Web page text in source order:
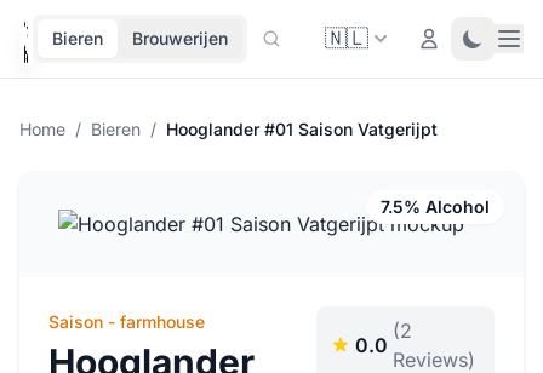
Bieren Brouwerijen 🇳🇱 Login Toggle
Home / Bieren / Hooglander #01 Saison Vatgerijpt
7.5% Alcohol
Saison - farmhouse
Hooglander
0.0
(2
Reviews)